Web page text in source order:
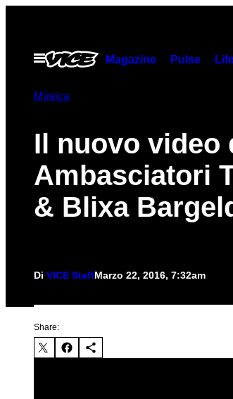
contenuto
Apri
Magazine Pulse
Música
Il nuovo video
Ambasciatori
& Blixa
Di VICE StaffMarzo 22, 2016, 7:32am
Share: